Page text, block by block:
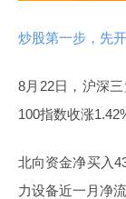
炒股第一步，先
8月22日，沪深
100指数收涨
北向资金净买入
力设备近一月净